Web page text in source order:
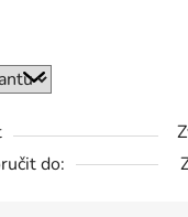
do: